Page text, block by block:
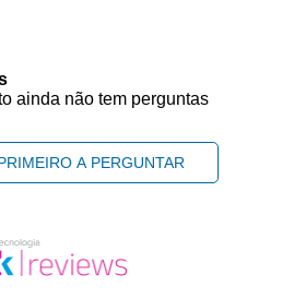
ainda não tem perguntas
A PERGUNTAR